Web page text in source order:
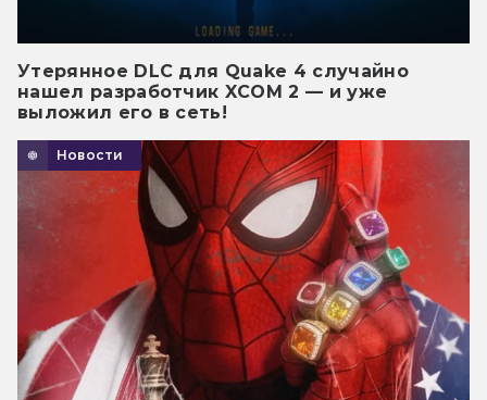
Утерянное DLC для Quake 4 случайно
нашел разработчик XCOM 2 — и уже
выложил его в сеть!
Новости